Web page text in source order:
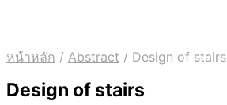
หน้าหลัก / Abstract / Design of stairs
Design of stairs